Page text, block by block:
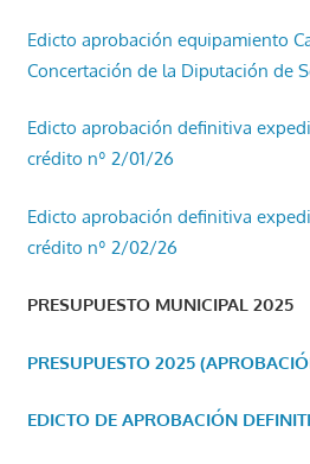
Edicto aprobación equipamiento
Concertación de la Diputación de
Edicto aprobación definitiva
crédito nº 2/01/26
Edicto aprobación definitiva
crédito nº 2/02/26
PRESUPUESTO MUNICIPAL 2025
PRESUPUESTO 2025
EDICTO DE APROBACIÓN